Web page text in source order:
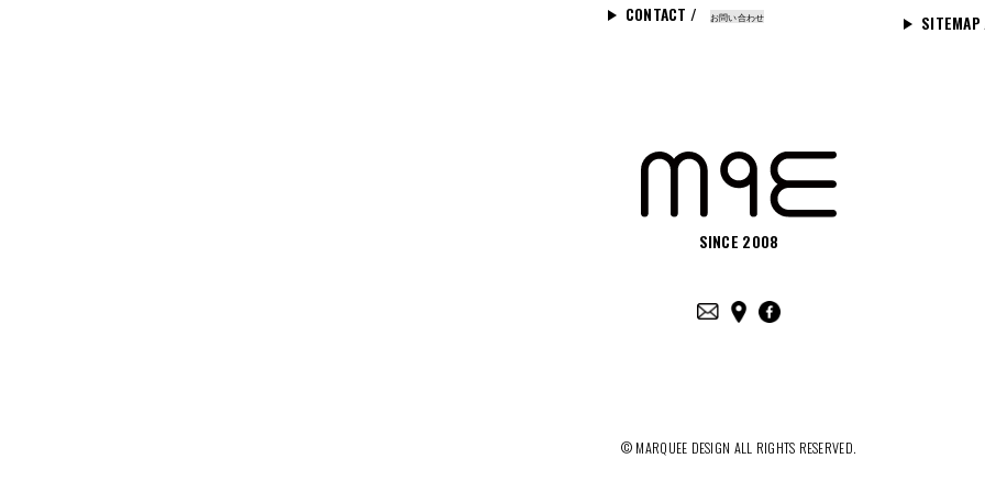
CONTACT / お問い合わせ
SINCE 2008
© MARQUEE DESIGN ALL RIGHTS RESERVED.